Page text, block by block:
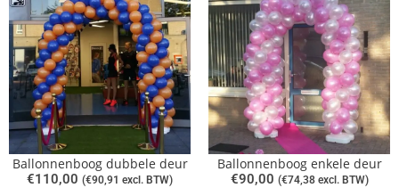
Ballonnenboog dubbele deur
€110,00 (€90,91 excl. BTW)
Ballonnenboog enkele deur
€90,00 (€74,38excl. BTW)